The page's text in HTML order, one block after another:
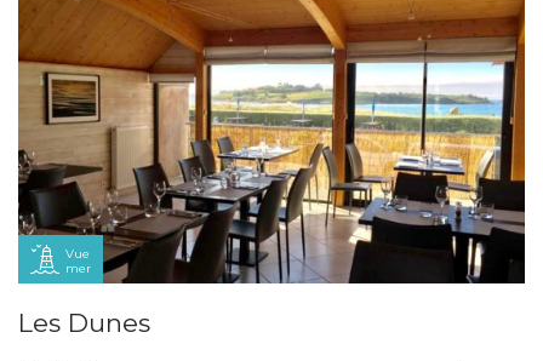
Vue
mer
Les Dunes